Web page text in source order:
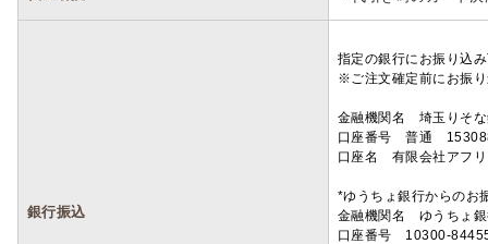
銀行振込
指定の銀行にお振り込
※ご注文確定前にお振
金融機関名 埼玉りそ
口座番号 普通
口座名 有限会社アフ
*ゆうちょ銀行からのお
金融機関名 ゆうちょ
口座番号 10300-